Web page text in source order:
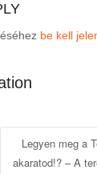
be kell
Legyen meg a
akaratod!? – A